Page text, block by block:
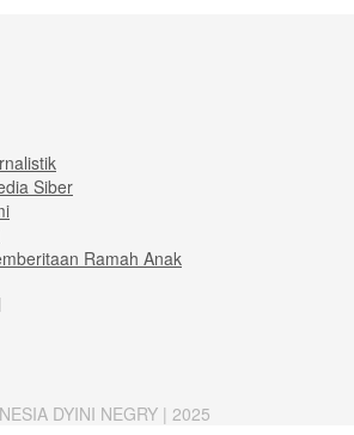
Siber
Ramah Anak
DYINI NEGRY | 2025